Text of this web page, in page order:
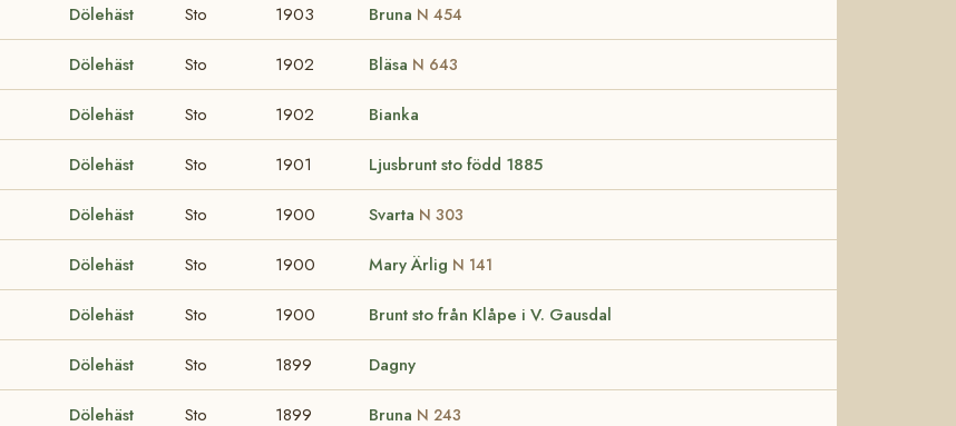
Dölehäst Sto 1903 Bruna N 454
Dölehäst Sto 1902 Bläsa N 643
Dölehäst Sto 1902 Bianka
Dölehäst Sto 1901 Ljusbrunt sto född 1885
Dölehäst Sto 1900 Svarta N 303
Dölehäst Sto 1900 Mary Ärlig N 141
Dölehäst Sto 1900 Brunt sto från Klåpe i V. Gausdal
Dölehäst Sto 1899 Dagny
Dölehäst Sto 1899 Bruna N 243